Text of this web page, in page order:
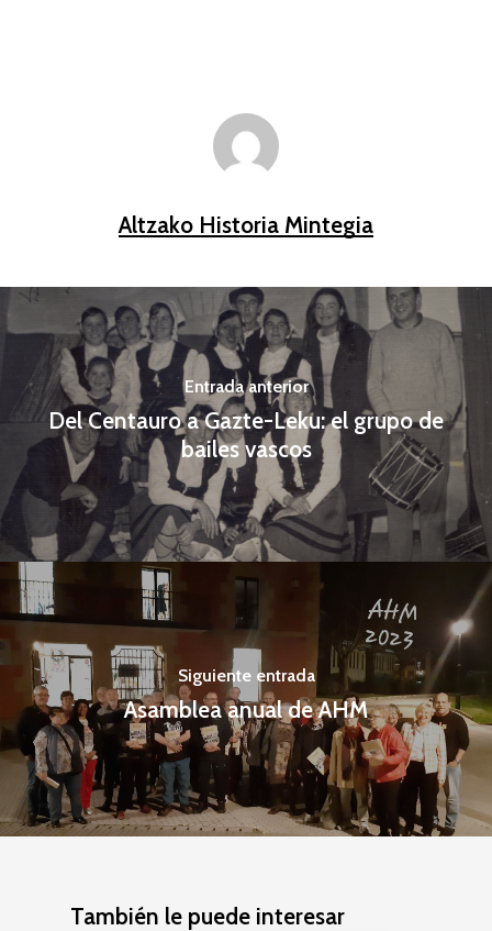
Altzako Historia Mintegia
Entrada anterior
Del Centauro a Gazte-Leku: el grupo de
bailes vascos
Siguiente entrada
Asamblea anual de AHM
También le puede interesar